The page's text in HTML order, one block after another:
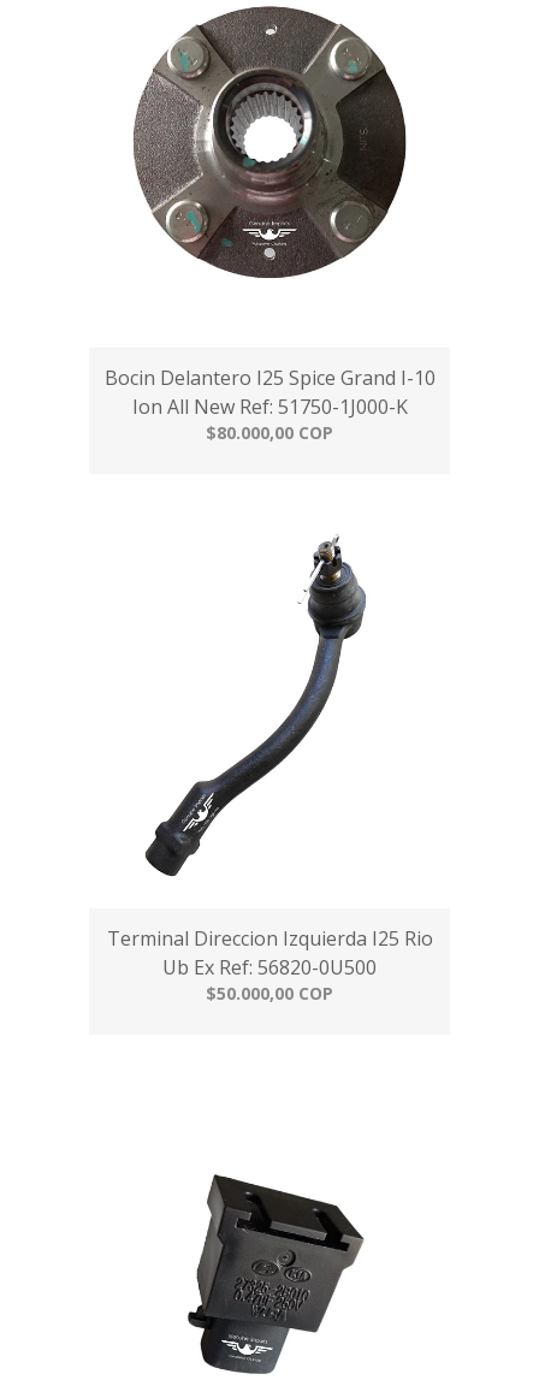
Bocin Delantero I25 Spice Grand I-10
Ion All New Ref: 51750-1J000-K
$80.000,00 COP
Terminal Direccion Izquierda I25 Rio
Ub Ex Ref: 56820-0U500
$50.000,00 COP